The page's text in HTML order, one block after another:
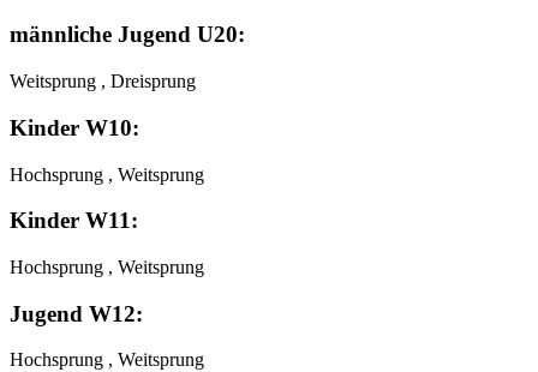
männliche Jugend U20:
Weitsprung , Dreisprung
Kinder W10:
Hochsprung , Weitsprung
Kinder W11:
Hochsprung , Weitsprung
Jugend W12:
Hochsprung , Weitsprung